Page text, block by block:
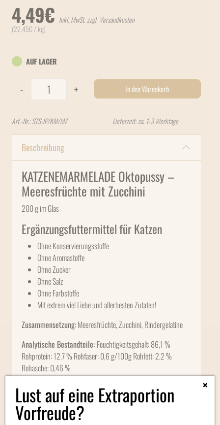
4,49€ Inkl. MwSt. zzgl. Versandkosten
(22,45€ / kg)
AUF LAGER
-
Stevi & Schnück's KATZENMARMELADE Oktopussy 1 x 200g
+ In den Warenkorb
Art.-Nr.:STS-IP/KM/MZ Lieferzeit: ca. 1-3 Werktage
Beschreibung
KATZENEMARMELADE Oktopussy –
Meeresfrüchte mit Zucchini
200 g im Glas
Ergänzungsfuttermittel für Katzen
Ohne Konservierungsstoffe
Ohne Aromastoffe
Ohne Zucker
Ohne Salz
Ohne Farbstoffe
Mit extrem viel Liebe und allerbesten Zutaten!
Zusammensetzung:Meeresfrüchte, Zucchini, Rindergelatine
Analytische Bestandteile: Feuchtigkeitsgehalt: 86,1 %
Rohprotein: 12,7 % Rohfaser: 0,6 g/100g Rohfett: 2,2 %
Rohasche: 0,46 %
Fütterungsempfehlung:
1 EL/1 kg Katze/Tag
Bitte kühl und trocken lagern! Geöffnet im Kühlschrank ca. eine
Woche haltbar. Ungeöffnet und ungekühlt 24 Monate haltbar.
Lust auf eine Extraportion
Vorfreude?
×